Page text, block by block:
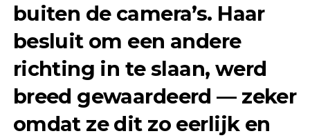
buiten de camera’s. Haar
besluit om een andere
richting in te slaan, werd
breed gewaardeerd — zeker
omdat ze dit zo eerlijk en